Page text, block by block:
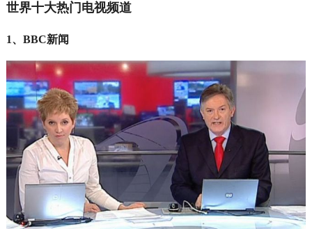
世界十大热门电视频道
1、BBC新闻